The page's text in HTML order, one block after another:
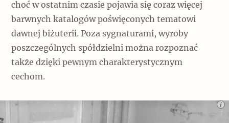
choć w ostatnim czasie pojawia się coraz więcej
barwnych katalogów poświęconych tematowi
dawnej biżuterii. Poza sygnaturami, wyroby
poszczególnych spółdzielni można rozpoznać
także dzięki pewnym charakterystycznym
cechom.